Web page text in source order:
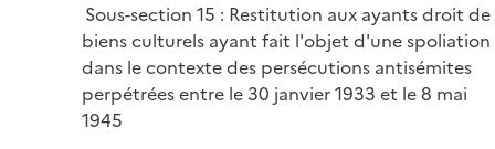
Sous-section 15 : Restitution aux ayants droit de
biens culturels ayant fait l'objet d'une spoliation
dans le contexte des persécutions antisémites
perpétrées entre le 30 janvier 1933 et le 8 mai
1945